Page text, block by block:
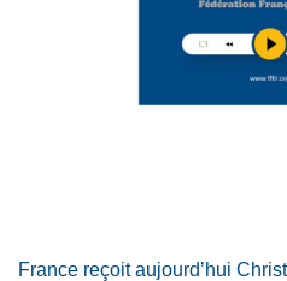
France reçoit aujourd’hui